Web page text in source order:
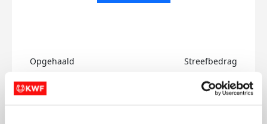
Opgehaald Streefbedrag